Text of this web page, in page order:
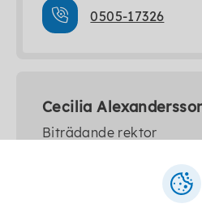
0505-17326
Cecilia
Biträdande rektor